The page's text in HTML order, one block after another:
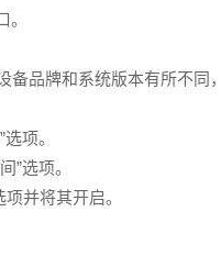
备品牌和系统版本有所不同
项。
”选项。
并将其开启。